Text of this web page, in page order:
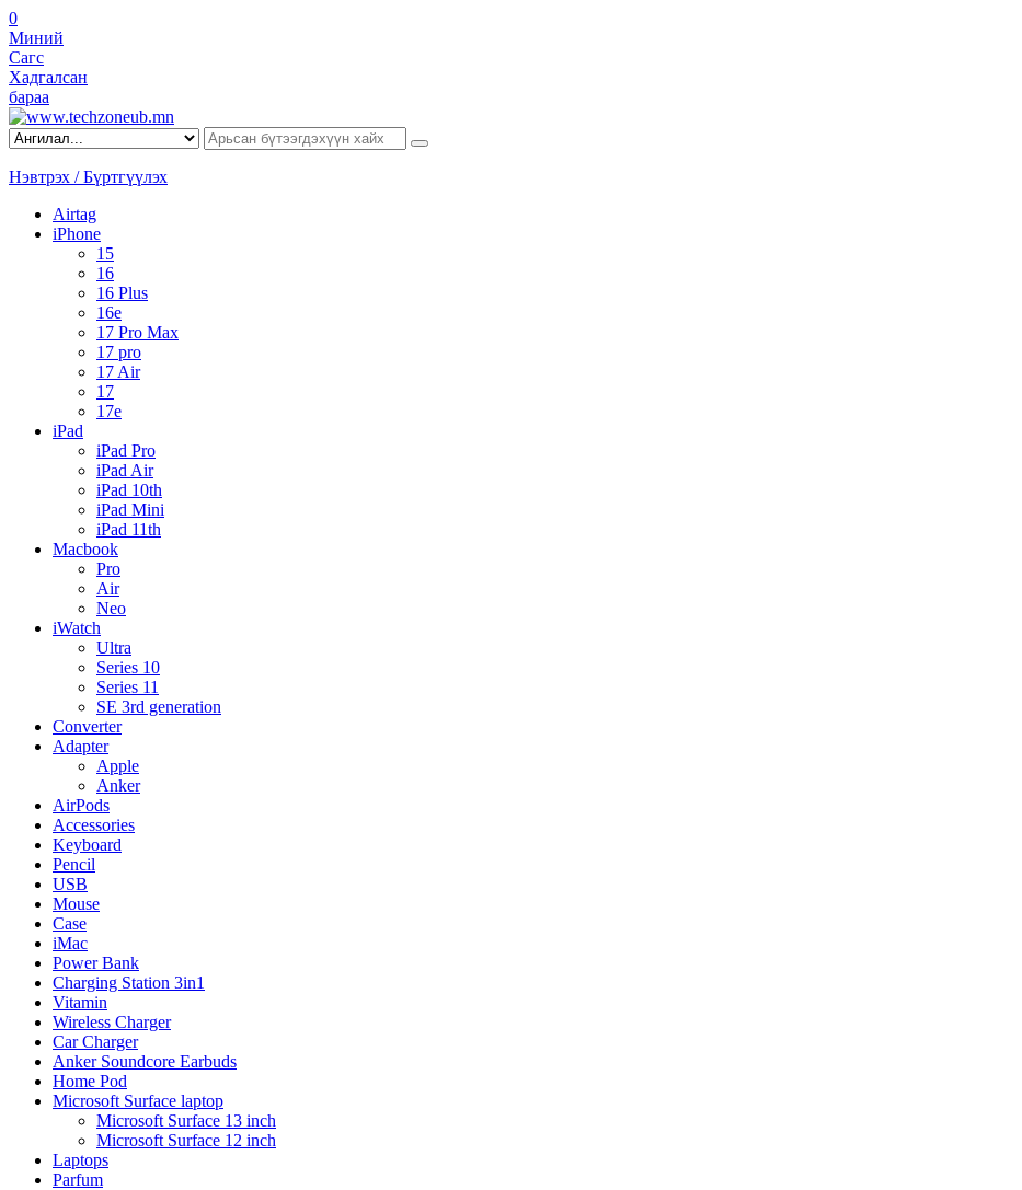
0
Миний
Сагс
Хадгалсан
бараа
Нэвтрэх / Бүртгүүлэх
Airtag
iPhone
15
16
16 Plus
16e
17 Pro Max
17 pro
17 Air
17
17e
iPad
iPad Pro
iPad Air
iPad 10th
iPad Mini
iPad 11th
Macbook
Pro
Air
Neo
iWatch
Ultra
Series 10
Series 11
SE 3rd generation
Converter
Adapter
Apple
Anker
AirPods
Accessories
Keyboard
Pencil
USB
Mouse
Case
iMac
Power Bank
Charging Station 3in1
Vitamin
Wireless Charger
Car Charger
Anker Soundcore Earbuds
Home Pod
Microsoft Surface laptop
Microsoft Surface 13 inch
Microsoft Surface 12 inch
Laptops
Parfum